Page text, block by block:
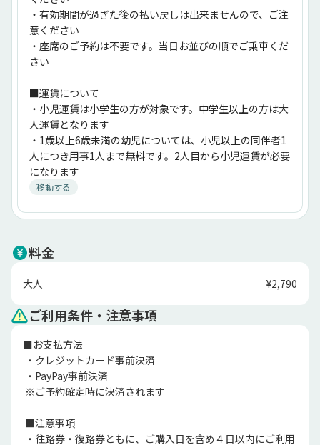
・有効期間が過ぎた後の払い戻しは出来ませんので、ご注
意ください
・座席のご予約は不要です。当日お並びの順でご乗車くだ
さい
■運賃について
・小児運賃は小学生の方が対象です。中学生以上の方は大
人運賃となります
・1歳以上6歳未満の幼児については、小児以上の同伴者1
人につき用事1人まで無料です。2人目から小児運賃が必要
になります
移動する
料金
大人 ¥2,790
ご利用条件・注意事項
■お支払方法